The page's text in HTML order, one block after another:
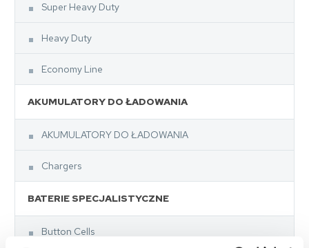
Super Heavy Duty
Heavy Duty
Economy Line
AKUMULATORY DO ŁADOWANIA
AKUMULATORY DO ŁADOWANIA
Chargers
BATERIE SPECJALISTYCZNE
Button Cells